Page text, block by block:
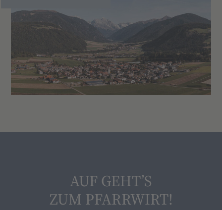
AUF GEHT’S
ZUM PFARRWIRT!